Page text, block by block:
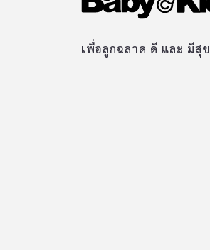
เพื่อลูกฉลาด ดี และ มีสุข